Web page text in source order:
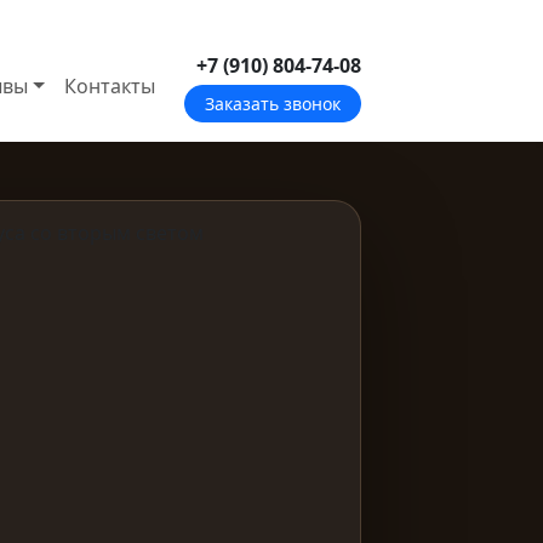
Контакты
+7 (910) 804-74-08
Заказать звонок